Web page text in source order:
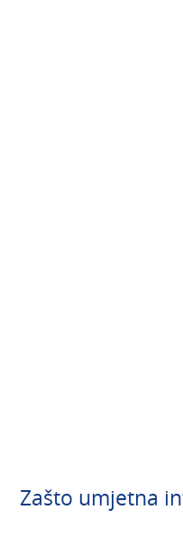
Zašto umjetna